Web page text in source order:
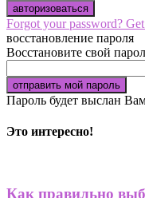
Forgot your password?
восстановление пароля
Восстановите свой
Пароль будет выслан
Это интересно!
Как правильно